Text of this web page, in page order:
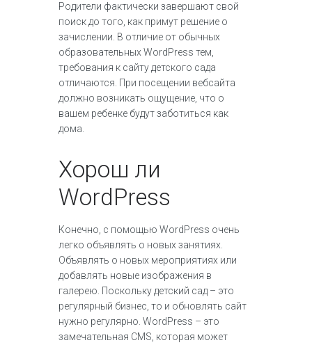
Родители фактически завершают свой
поиск до того, как примут решение о
зачислении. В отличие от обычных
образовательных WordPress тем,
требования к сайту детского сада
отличаются. При посещении вебсайта
должно возникать ощущение, что о
вашем ребенке будут заботиться как
дома.
Хорош ли
WordPress
Конечно, с помощью WordPress очень
легко объявлять о новых занятиях.
Объявлять о новых мероприятиях или
добавлять новые изображения в
галерею. Поскольку детский сад – это
регулярный бизнес, то и обновлять сайт
нужно регулярно. WordPress – это
замечательная CMS, которая может